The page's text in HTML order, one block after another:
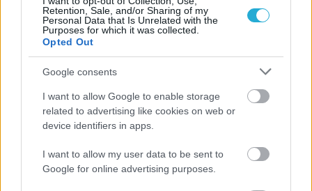
Retention, Sale, and/or Sharing of my
Personal Data that Is Unrelated with the
Purposes for which it was collected.
Opted Out
Google consents
I want to allow Google to enable storage
related to advertising like cookies on web or
device identifiers in apps.
I want to allow my user data to be sent to
Google for online advertising purposes.
Α.Ο. Θήρας